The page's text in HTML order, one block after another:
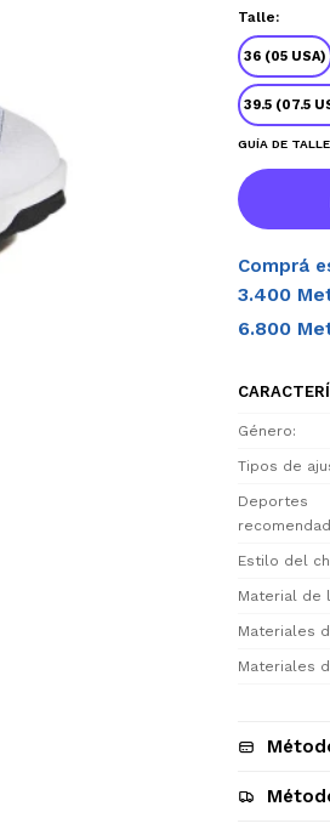
Talle:
36 (05 USA)
39.5 (07.5
GUÍA DE
Comprá
3.400
6.800
Género
Tipos de
Deportes
Estilo del
Material de
Materiales
Materiales